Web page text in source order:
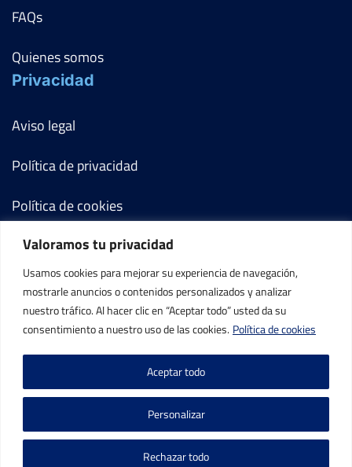
Valoramos tu privacidad
Usamos cookies para mejorar su experiencia de navegación,
mostrarle anuncios o contenidos personalizados y analizar
nuestro tráfico. Al hacer clic en “Aceptar todo” usted da su
consentimiento a nuestro uso de las cookies. Política de cookies
Personalizar
Rechazar todo
Aceptar todo
FAQs
Quienes somos
Privacidad
Aviso legal
Política de privacidad
Política de cookies
Términos y condiciones
Mi cuenta
Contacto